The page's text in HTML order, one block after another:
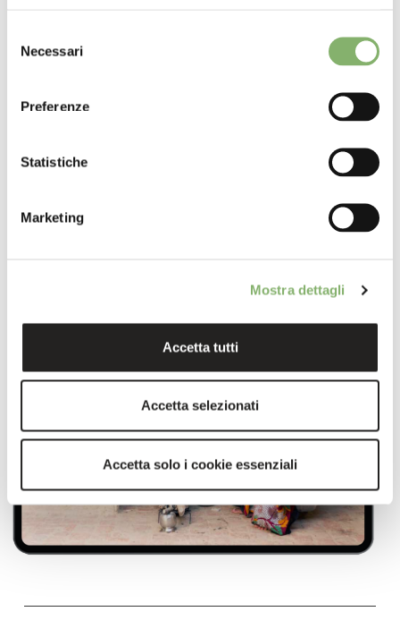
delNecessari
Preferenze
Statistiche
Marketing
Mostra dettagli
Accetta tutti
Accetta selezionati
Accetta solo i cookie essenziali
I progetti per il clima riducono, evitano o eliminano in modo
dimostrabile le emissioni di gas a effetto serra dall'atmosfera.
Paesi interessati dal progetto e migliorano la vita delle
In questa guida scoprirete tutto sui progetti climatici: perché
sono necessari e meritano di essere finanziati, come funzionano
comunicazione.